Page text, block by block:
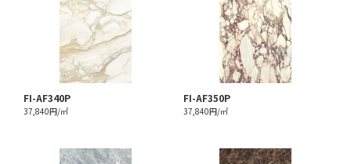
FI-AF340P
37,840円/㎡
FI-AF350P
37,840円/㎡